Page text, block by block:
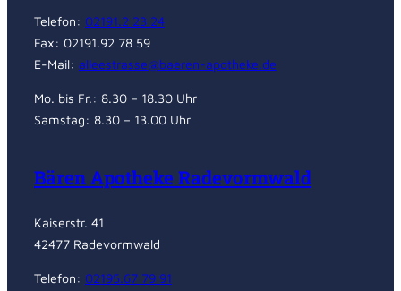
Telefon: 02191.2 23 24
Fax: 02191.92 78 59
E-Mail: alleestrasse@baeren-apotheke.de
Mo. bis Fr.: 8.30 – 18.30 Uhr
Samstag: 8.30 – 13.00 Uhr
Bären Apotheke Radevormwald
Kaiserstr. 41
42477 Radevormwald
Telefon: 02195.67 79 91